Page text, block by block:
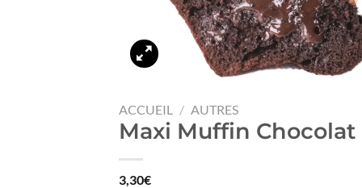
ACCUEIL / AUTRES
Maxi Muffin Chocolat
3,30€